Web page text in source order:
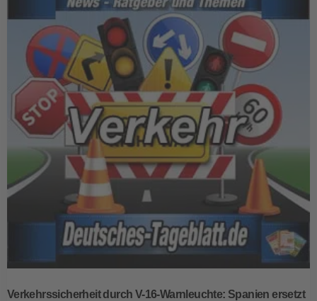
Verkehrssicherheit durch V-16-Warnleuchte: Spanien ersetzt